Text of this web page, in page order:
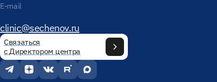
E-mail
clinic@sechenov.ru
Связаться
с Директором центра